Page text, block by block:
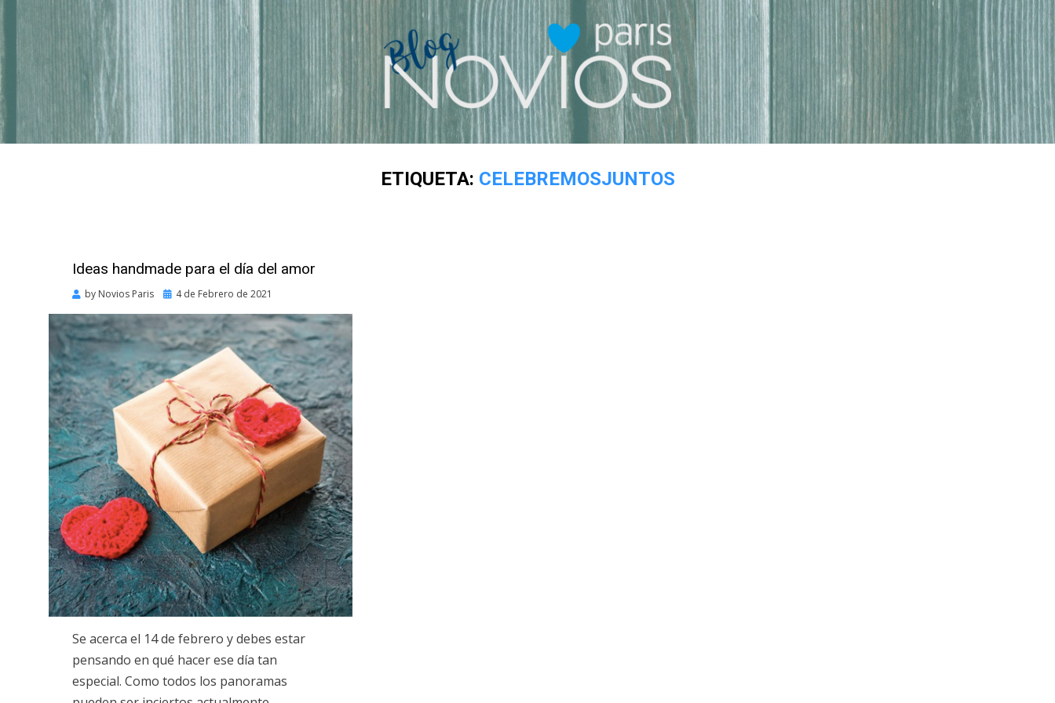
ETIQUETA: CELEBREMOSJUNTOS
Ideas handmade para el día del amor
by Novios Paris
Posted
4 de Febrero de 2021
Se acerca el 14 de febrero y debes estar
pensando en qué hacer ese día tan
especial. Como todos los panoramas